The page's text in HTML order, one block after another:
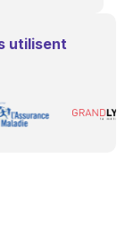
utilisent